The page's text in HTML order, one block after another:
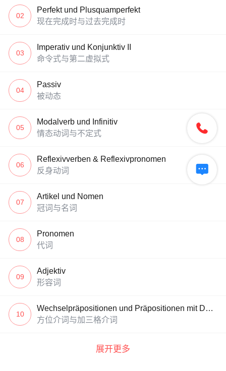
02
Perfekt und Plusquamperfekt
现在完成时与过去完成时
03
Imperativ und Konjunktiv II
命令式与第二虚拟式
04
Passiv
被动态
05
Modalverb und Infinitiv
情态动词与不定式
06
Reflexivverben & Reflexivpronomen
反身动词
07
Artikel und Nomen
冠词与名词
08
Pronomen
代词
09
Adjektiv
形容词
10
Wechselpräpositionen und Präpositionen mit Dativ
方位介词与加三格介词
展开更多

